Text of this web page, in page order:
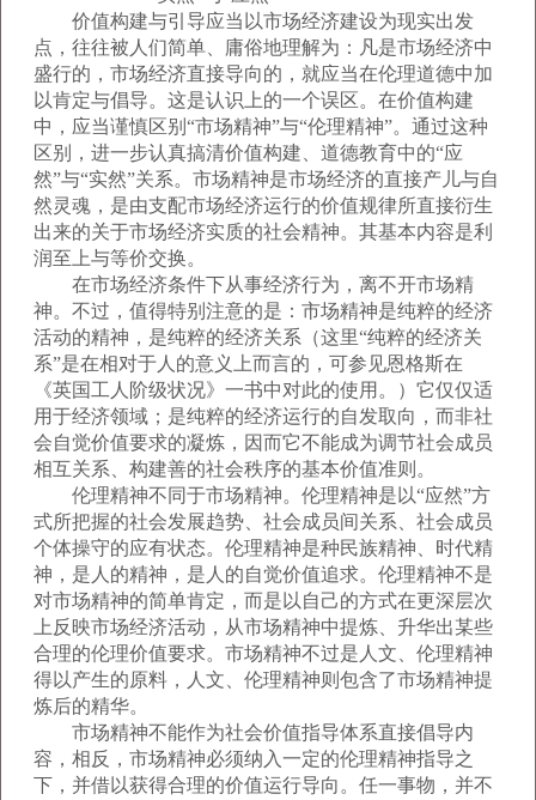
价值构建与引导应当以市场经济建设为现实出发
点，往往被人们简单、庸俗地理解为：凡是市场经济中
盛行的，市场经济直接导向的，就应当在伦理道德中加
以肯定与倡导。这是认识上的一个误区。在价值构建
中，应当谨慎区别“市场精神”与“伦理精神”。通过这种
区别，进一步认真搞清价值构建、道德教育中的“应
然”与“实然”关系。市场精神是市场经济的直接产儿与自
然灵魂，是由支配市场经济运行的价值规律所直接衍生
出来的关于市场经济实质的社会精神。其基本内容是利
润至上与等价交换。
在市场经济条件下从事经济行为，离不开市场精
神。不过，值得特别注意的是：市场精神是纯粹的经济
活动的精神，是纯粹的经济关系（这里“纯粹的经济关
系”是在相对于人的意义上而言的，可参见恩格斯在
《英国工人阶级状况》一书中对此的使用。）它仅仅适
用于经济领域；是纯粹的经济运行的自发取向，而非社
会自觉价值要求的凝炼，因而它不能成为调节社会成员
相互关系、构建善的社会秩序的基本价值准则。
伦理精神不同于市场精神。伦理精神是以“应然”方
式所把握的社会发展趋势、社会成员间关系、社会成员
个体操守的应有状态。伦理精神是种民族精神、时代精
神，是人的精神，是人的自觉价值追求。伦理精神不是
对市场精神的简单肯定，而是以自己的方式在更深层次
上反映市场经济活动，从市场精神中提炼、升华出某些
合理的伦理价值要求。市场精神不过是人文、伦理精神
得以产生的原料，人文、伦理精神则包含了市场精神提
炼后的精华。
市场精神不能作为社会价值指导体系直接倡导内
容，相反，市场精神必须纳入一定的伦理精神指导之
下，并借以获得合理的价值运行导向。任一事物，并不